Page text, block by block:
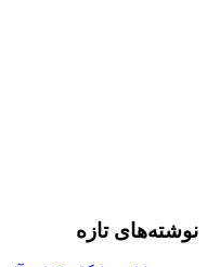
نوشته‌های تازه